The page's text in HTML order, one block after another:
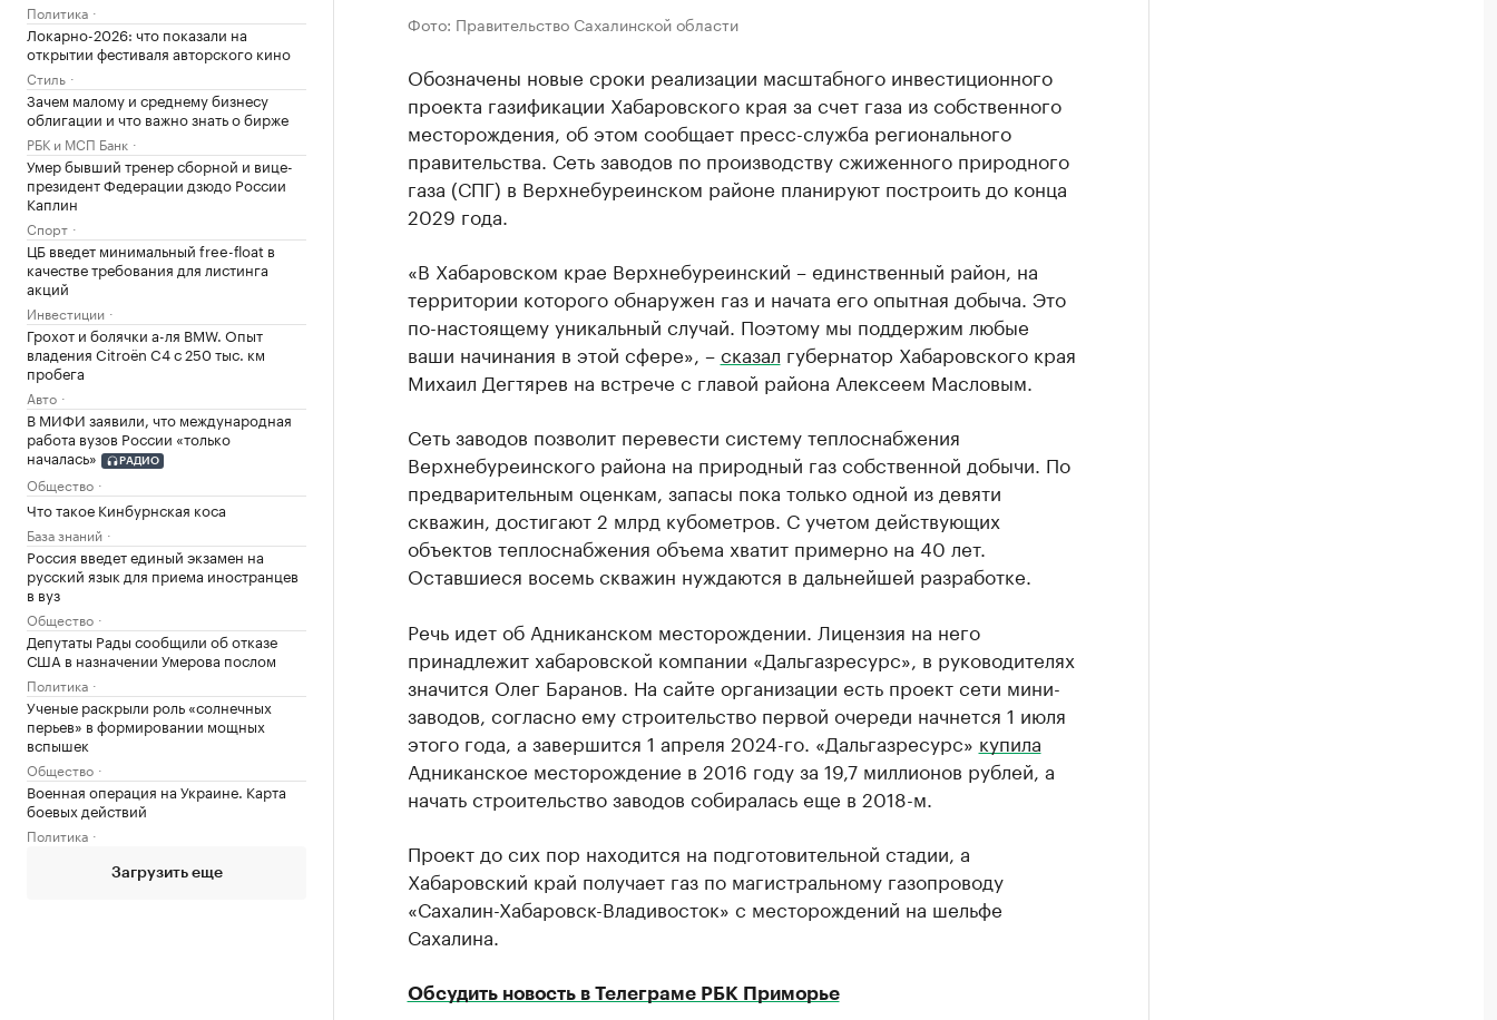
Политика
Локарно-2026: что показали на
открытии фестиваля авторского кино
Стиль
Зачем малому и среднему бизнесу
облигации и что важно знать о бирже
РБК и МСП Банк
Умер бывший тренер сборной и вице-
президент Федерации дзюдо России
Каплин
Спорт
ЦБ введет минимальный free-float в
качестве требования для листинга
акций
Инвестиции
Грохот и болячки а-ля BMW. Опыт
владения Citroёn C4 с 250 тыс. км
пробега
Авто
В МИФИ заявили, что международная
работа вузов России «только
началась»
РАДИО
Общество
Что такое Кинбурнская коса
База знаний
Россия введет единый экзамен на
русский язык для приема иностранцев
в вуз
Общество
Депутаты Рады сообщили об отказе
США в назначении Умерова послом
Политика
Ученые раскрыли роль «солнечных
перьев» в формировании мощных
вспышек
Общество
Военная операция на Украине. Карта
боевых действий
Политика
Загрузить еще
Фото: Правительство Сахалинской области
Обозначены новые сроки реализации масштабного инвестиционного
проекта газификации Хабаровского края за счет газа из собственного
месторождения, об этом сообщает пресс-служба регионального
правительства. Сеть заводов по производству сжиженного природного
газа (СПГ) в Верхнебуреинском районе планируют построить до конца
2029 года.
«В Хабаровском крае Верхнебуреинский – единственный район, на
территории которого обнаружен газ и начата его опытная добыча. Это
по-настоящему уникальный случай. Поэтому мы поддержим любые
ваши начинания в этой сфере», –сказал губернатор Хабаровского края
Михаил Дегтярев на встрече с главой района Алексеем Масловым.
Сеть заводов позволит перевести систему теплоснабжения
Верхнебуреинского района на природный газ собственной добычи. По
предварительным оценкам, запасы пока только одной из девяти
скважин, достигают 2 млрд кубометров. С учетом действующих
объектов теплоснабжения объема хватит примерно на 40 лет.
Оставшиеся восемь скважин нуждаются в дальнейшей разработке.
Речь идет об Адниканском месторождении. Лицензия на него
принадлежит хабаровской компании «Дальгазресурс», в руководителях
значится Олег Баранов. На сайте организации есть проект сети мини-
заводов, согласно ему строительство первой очереди начнется 1 июля
этого года, а завершится 1 апреля 2024-го. «Дальгазресурс» купила
Адниканское месторождение в 2016 году за 19,7 миллионов рублей, а
начать строительство заводов собиралась еще в 2018-м.
Проект до сих пор находится на подготовительной стадии, а
Хабаровский край получает газ по магистральному газопроводу
«Сахалин-Хабаровск-Владивосток» с месторождений на шельфе
Сахалина.
Обсудить новость в Телеграме РБК Приморье